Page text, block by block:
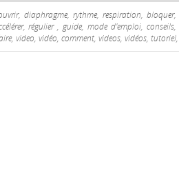
diaphragme, rythme, respiration,
régulier , guide, mode d'emploi,
video, vidéo, comment, videos, vidéos,